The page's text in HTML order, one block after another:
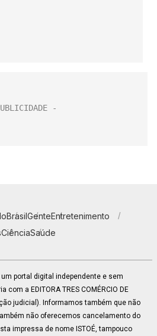
BrasilGenteEntretenimento
CiênciaSaúde
um portal digital independente e sem
a EDITORA TRES COMÉRCIO DE
judicial). Informamos também que não
não oferecemos cancelamento do
impressa de nome ISTOÉ, tampouco